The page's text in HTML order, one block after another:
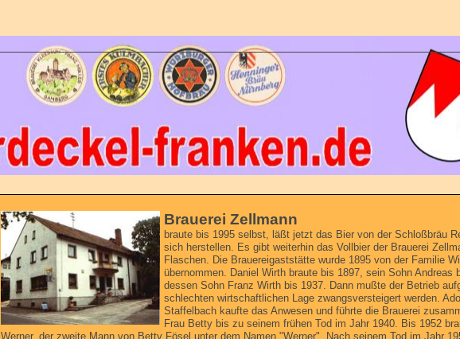
Brauerei Zellmann
braute bis 1995 selbst, läßt jetzt das Bier von der Schloßbräu
sich herstellen. Es gibt weiterhin das Vollbier der Brauerei
Flaschen. Die Brauereigaststätte wurde 1895 von der Familie
übernommen. Daniel Wirth braute bis 1897, sein Sohn Andreas
dessen Sohn Franz Wirth bis 1937. Dann mußte der Betrieb
schlechten wirtschaftlichen Lage zwangsversteigert werden.
Staffelbach kaufte das Anwesen und führte die Brauerei
Frau Betty bis zu seinem frühen Tod im Jahr 1940. Bis 1952
Werner, der zweite Mann von Betty Fösel unter dem Namen "Werner". Nach seinem Tod im Jahr